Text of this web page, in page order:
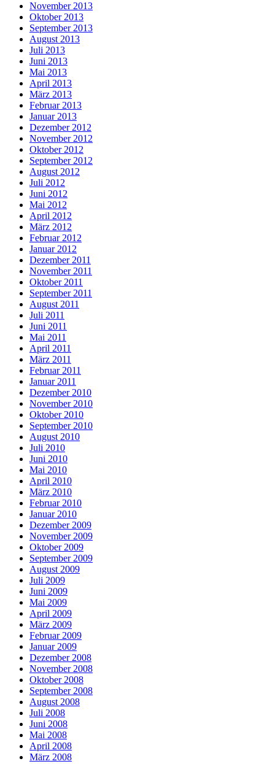
November 2013
Oktober 2013
September 2013
August 2013
Juli 2013
Juni 2013
Mai 2013
April 2013
März 2013
Februar 2013
Januar 2013
Dezember 2012
November 2012
Oktober 2012
September 2012
August 2012
Juli 2012
Juni 2012
Mai 2012
April 2012
März 2012
Februar 2012
Januar 2012
Dezember 2011
November 2011
Oktober 2011
September 2011
August 2011
Juli 2011
Juni 2011
Mai 2011
April 2011
März 2011
Februar 2011
Januar 2011
Dezember 2010
November 2010
Oktober 2010
September 2010
August 2010
Juli 2010
Juni 2010
Mai 2010
April 2010
März 2010
Februar 2010
Januar 2010
Dezember 2009
November 2009
Oktober 2009
September 2009
August 2009
Juli 2009
Juni 2009
Mai 2009
April 2009
März 2009
Februar 2009
Januar 2009
Dezember 2008
November 2008
Oktober 2008
September 2008
August 2008
Juli 2008
Juni 2008
Mai 2008
April 2008
März 2008